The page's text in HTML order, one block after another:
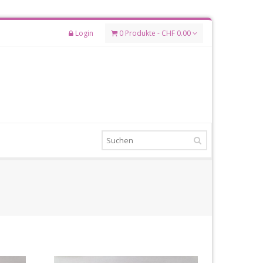
Login 0 Produkte - CHF 0.00